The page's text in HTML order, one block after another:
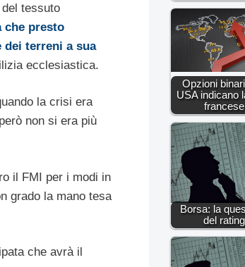
tessuto
che presto
terreni a sua
ecclesiastica.
la crisi era
non si era più
il FMI per i modi in
grado la mano tesa
che avrà il
Opzioni
USA indicano
francese
Borsa: la
del rating